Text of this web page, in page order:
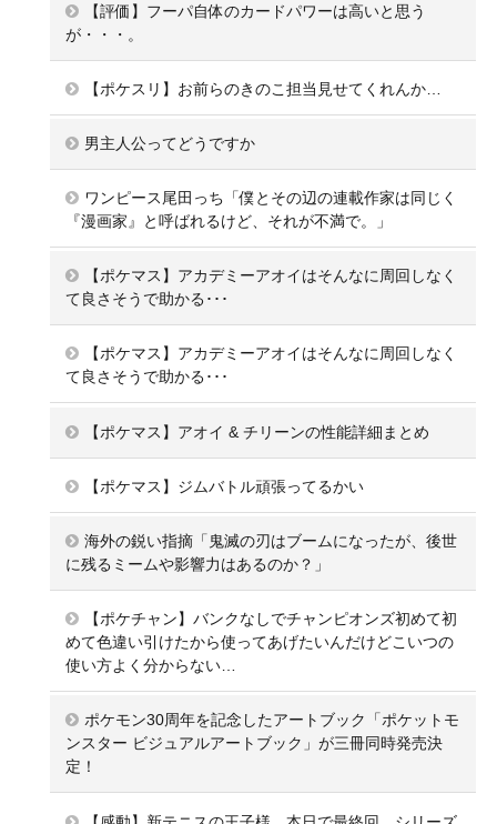
【評価】フーパ自体のカードパワーは高いと思う
が・・・。
【ポケスリ】お前らのきのこ担当見せてくれんか…
男主人公ってどうですか
ワンピース尾田っち「僕とその辺の連載作家は同じく
『漫画家』と呼ばれるけど、それが不満で。」
【ポケマス】アカデミーアオイはそんなに周回しなく
て良さそうで助かる･･･
【ポケマス】アカデミーアオイはそんなに周回しなく
て良さそうで助かる･･･
【ポケマス】アオイ & チリーンの性能詳細まとめ
【ポケマス】ジムバトル頑張ってるかい
海外の鋭い指摘「鬼滅の刃はブームになったが、後世
に残るミームや影響力はあるのか？」
【ポケチャン】バンクなしでチャンピオンズ初めて初
めて色違い引けたから使ってあげたいんだけどこいつの
使い方よく分からない…
ポケモン30周年を記念したアートブック「ポケットモ
ンスター ビジュアルアートブック」が三冊同時発売決
定！